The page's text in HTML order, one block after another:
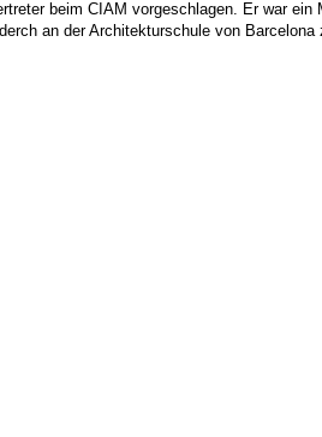
beim CIAM vorgeschlagen. Er war
an der Architekturschule von